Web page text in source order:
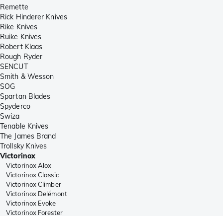
Remette
Rick Hinderer Knives
Rike Knives
Ruike Knives
Robert Klaas
Rough Ryder
SENCUT
Smith & Wesson
SOG
Spartan Blades
Spyderco
Swiza
Tenable Knives
The James Brand
Trollsky Knives
Victorinox
Victorinox Alox
Victorinox Classic
Victorinox Climber
Victorinox Delémont
Victorinox Evoke
Victorinox Forester